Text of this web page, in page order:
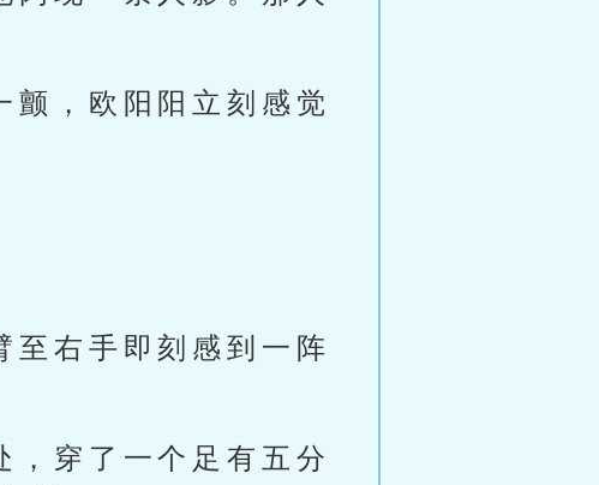
颤，欧阳阳立刻感觉
至右手即刻感到一阵
，穿了一个足有五分